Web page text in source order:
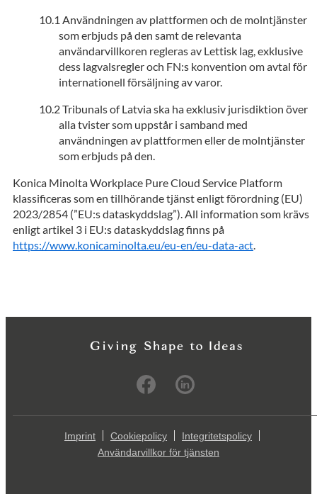
Användningen av plattformen och de molntjänster
som erbjuds på den samt de relevanta
användarvillkoren regleras av Lettisk lag, exklusive
dess lagvalsregler och FN:s konvention om avtal för
internationell försäljning av varor.
Tribunals of Latvia ska ha exklusiv jurisdiktion över
alla tvister som uppstår i samband med
användningen av plattformen eller de molntjänster
som erbjuds på den.
Konica Minolta Workplace Pure Cloud Service Platform
klassificeras som en tillhörande tjänst enligt förordning (EU)
2023/2854 (”EU:s dataskyddslag”). All information som krävs
enligt artikel 3 i EU:s dataskyddslag finns på
https://www.konicaminolta.eu/eu-en/eu-data-act.
Imprint Cookiepolicy
Integritetspolicy
Användarvillkor för tjänsten